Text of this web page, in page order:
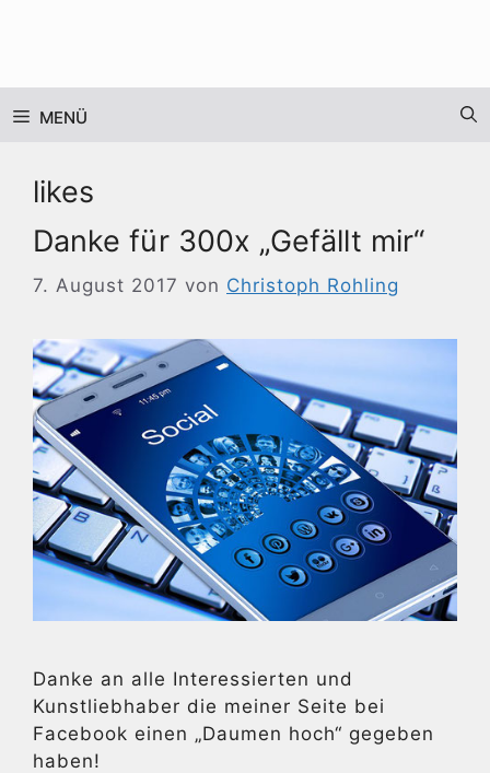
MENÜ
likes
Danke für 300x „Gefällt mir“
7. August 2017 von Christoph Rohling
Danke an alle Interessierten und
Kunstliebhaber die meiner Seite bei
Facebook einen „Daumen hoch“ gegeben
haben!